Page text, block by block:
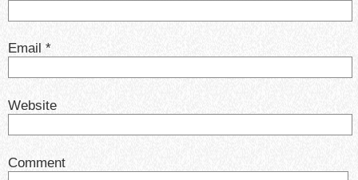
Email *
Website
Comment